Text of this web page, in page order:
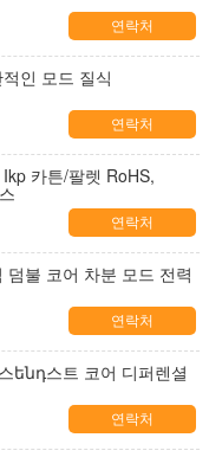
연락처
인 모드 질식
연락처
카튼/팔렛 RoHS,
연락처
불 코어 차분 모드 전력
연락처
ենդ스트 코어 디퍼렌셜
연락처